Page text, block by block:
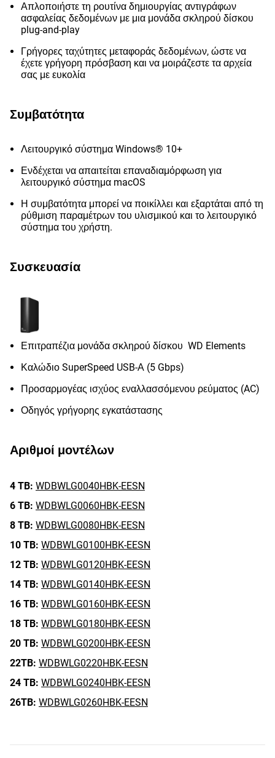
Απλοποιήστε τη ρουτίνα δημιουργίας αντιγράφων
ασφαλείας δεδομένων με μια μονάδα σκληρού δίσκου
plug-and-play
Γρήγορες ταχύτητες μεταφοράς δεδομένων, ώστε να
έχετε γρήγορη πρόσβαση και να μοιράζεστε τα αρχεία
σας με ευκολία
Συμβατότητα
Λειτουργικό σύστημα Windows® 10+
Ενδέχεται να απαιτείται επαναδιαμόρφωση για
λειτουργικό σύστημα macOS
Η συμβατότητα μπορεί να ποικίλλει και εξαρτάται από τη
ρύθμιση παραμέτρων του υλισμικού και το λειτουργικό
σύστημα του χρήστη.
Συσκευασία
Επιτραπέζια μονάδα σκληρού δίσκου WD Elements
Καλώδιο SuperSpeed USB-Α (5 Gbps)
Προσαρμογέας ισχύος εναλλασσόμενου ρεύματος (AC)
Οδηγός γρήγορης εγκατάστασης
Αριθμοί μοντέλων
4 TB: WDBWLG0040HBK-EESN
6 TB: WDBWLG0060HBK-EESN
8 TB: WDBWLG0080HBK-EESN
10 TB: WDBWLG0100HBK-EESN
12 TB: WDBWLG0120HBK-EESN
14 TB: WDBWLG0140HBK-EESN
16 TB: WDBWLG0160HBK-EESN
18 TB: WDBWLG0180HBK-EESN
20 TB: WDBWLG0200HBK-EESN
22TB: WDBWLG0220HBK-EESN
24 TB: WDBWLG0240HBK-EESN
26TB: WDBWLG0260HBK-EESN